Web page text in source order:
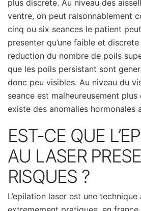
plus discrete. Au niveau des
ventre, on peut raisonnablement
cinq ou six seances le patient
presenter qu’une faible et
reduction du nombre de poils
que les poils persistant sont
donc peu visibles. Au niveau du
seance est malheureusement plus
existe des anomalies hormonales
EST-CE QUE
AU LASER
RISQUES ?
L’epilation laser est une technique